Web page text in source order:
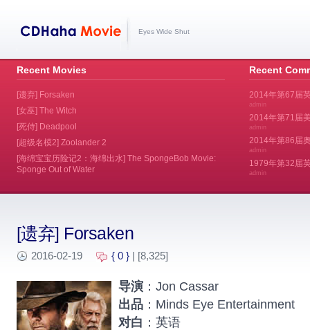
Eyes Wide Shut
Recent
2014年第67届
admin
2014年第71届
admin
2014年第86届
admin
1979年第32届
admin
[遗弃] Forsaken
2016-02-19 { 0 } | [8,325]
导演 ：Jon Cassar
出品 ：Minds Eye Entertainment
对白 ：英语
Recent Movies
[遗弃] Forsaken
[女巫] The Witch
[死侍] Deadpool
[超级名模2] Zoolander 2
[海绵宝宝历险记2：海绵出水] The SpongeBob Movie:
Sponge Out of Water